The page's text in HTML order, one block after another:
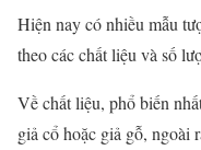
Hiện nay có nhiều mẫu
theo các chất liệu và số
Về chất liệu, phổ biến
giả cổ hoặc giả gỗ, ngoài